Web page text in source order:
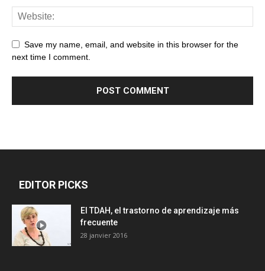
Save my name, email, and website in this browser for the
next time I comment.
EDITOR PICKS
El TDAH, el trastorno de aprendizaje más
frecuente
28 janvier 2016